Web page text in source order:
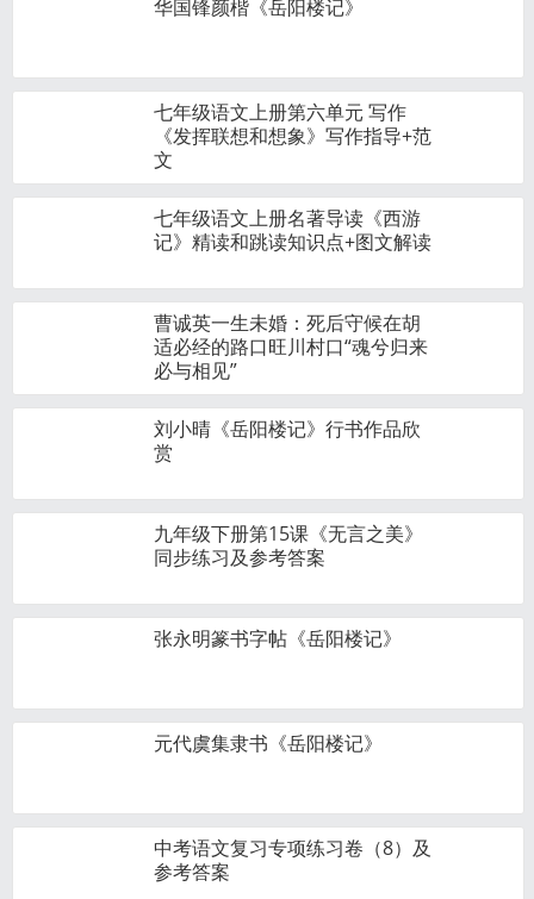
华国锋颜楷《岳阳楼记》
七年级语文上册第六单元 写作
《发挥联想和想象》写作指导+范
文
七年级语文上册名著导读《西游
记》精读和跳读知识点+图文解读
曹诚英一生未婚：死后守候在胡
适必经的路口旺川村口“魂兮归来
必与相见”
刘小晴《岳阳楼记》行书作品欣
赏
九年级下册第15课《无言之美》
同步练习及参考答案
张永明篆书字帖《岳阳楼记》
元代虞集隶书《岳阳楼记》
中考语文复习专项练习卷（8）及
参考答案